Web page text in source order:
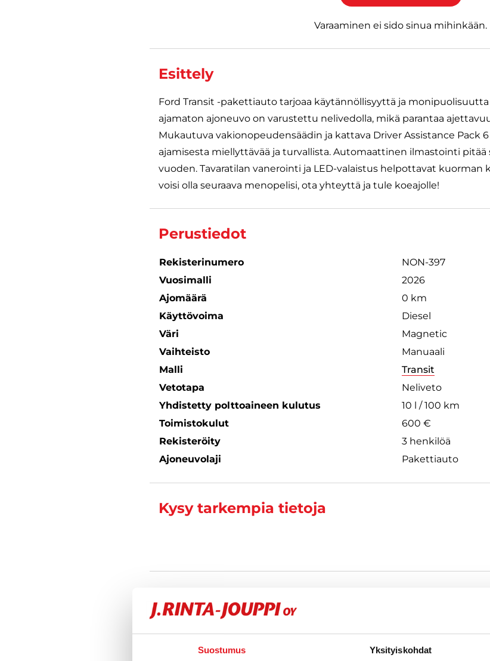
Suostumus Yksityiskohdat
Varaaminen ei sido sinua mihinkään.
Esittely
Ford Transit -pakettiauto tarjoaa käytännöllisyyttä ja monipuolisuutta
ajamaton ajoneuvo on varustettu nelivedolla, mikä parantaa
Mukautuva vakionopeudensäädin ja kattava Driver Assistance Pack
ajamisesta miellyttävää ja turvallista. Automaattinen ilmastointi
vuoden. Tavaratilan vanerointi ja LED-valaistus helpottavat kuorman
voisi olla seuraava menopelisi, ota yhteyttä ja tule koeajolle!
Perustiedot
Rekisterinumero
NON-397
Vuosimalli
2026
Ajomäärä
0 km
Käyttövoima
Diesel
Väri
Magnetic
Vaihteisto
Manuaali
Malli
Transit
Vetotapa
Neliveto
Yhdistetty polttoaineen kulutus
10 l / 100 km
Toimistokulut
600 €
Rekisteröity
3 henkilöä
Ajoneuvolaji
Pakettiauto
Kysy tarkempia tietoja
Tekniset tiedot